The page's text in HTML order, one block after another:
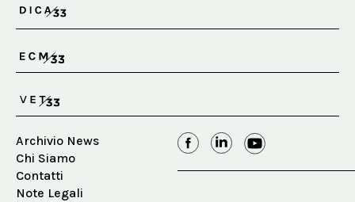
Archivio News
Chi Siamo
Contatti
Note Legali